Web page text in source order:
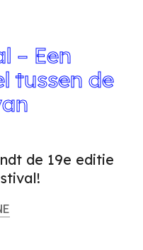
– Een
tussen de
de 19e editie